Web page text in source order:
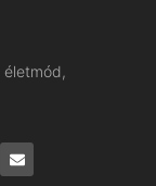
életmód,